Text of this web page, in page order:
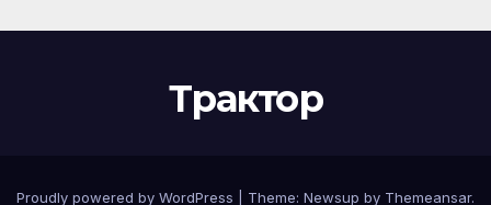
Трактор
Proudly powered by WordPress Theme: Newsup by Themeansar.